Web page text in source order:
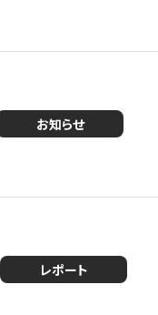
お知らせ
レポート